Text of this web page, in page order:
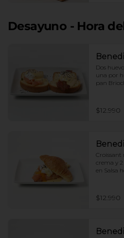
Desayuno - Hora
Dos
una por
pan
$12.990
Croissant
crema y
en Salsa
$12.990